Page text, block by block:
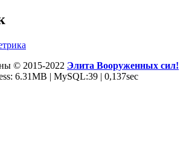
© 2015-2022 Элита Вооруженных сил!
6.31MB | MySQL:39 | 0,137sec